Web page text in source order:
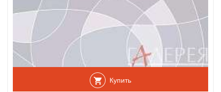
Купить